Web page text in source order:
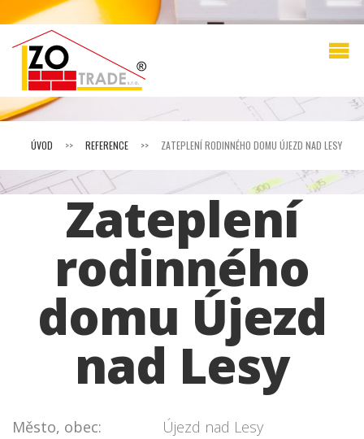
ÚVOD >> REFERENCE >> ZATEPLENÍ RODINNÉHO DOMU ÚJEZD NAD LESY
Zateplení
rodinného
domu Újezd
nad Lesy
Město, obec:
Újezd nad Lesy